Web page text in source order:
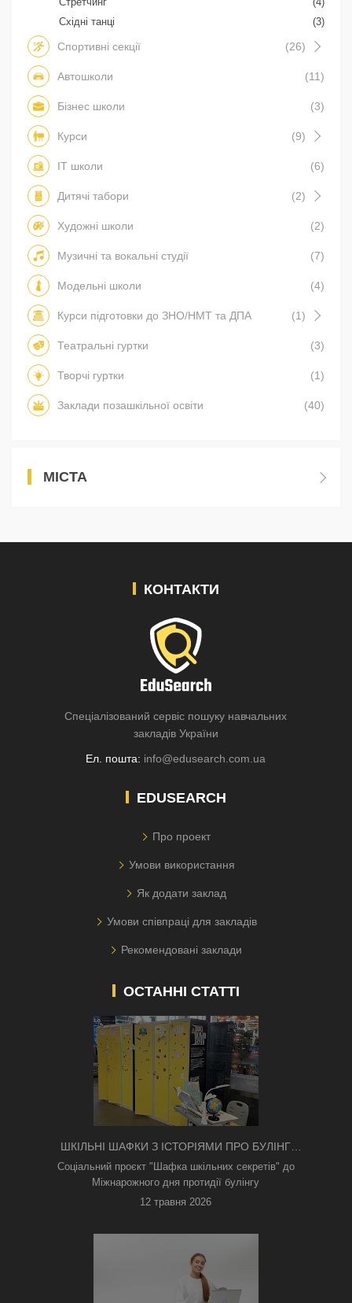
Східні танці
(3)
Спортивні секції (26)
Автошколи (11)
Бізнес школи (3)
Курси (9)
IT школи (6)
Дитячі табори (2)
Художні школи (2)
Музичні та вокальні студії (7)
Модельні школи (4)
Курси підготовки до ЗНО/НМТ та ДПА (1)
Театральні гуртки (3)
Творчі гуртки (1)
Заклади позашкільної освіти (40)
МІСТА
КОНТАКТИ
Спеціалізований сервіс пошуку навчальних
закладів України
Ел. пошта: info@edusearch.com.ua
EDUSEARCH
Про проект
Умови використання
Як додати заклад
Умови співпраці для закладів
Рекомендовані заклади
ОСТАННІ СТАТТІ
ШКІЛЬНІ ШАФКИ З ІСТОРІЯМИ ПРО БУЛІНГ
З'ЯВИЛИСЯ В КИЄВІ
Соціальний проєкт "Шафка шкільних секретів" до
Міжнарожного дня протидії булінгу
12 травня 2026